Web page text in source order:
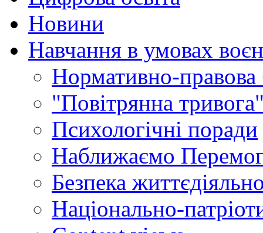
Новини
Навчання в умовах
Нормативно-правова
"Повітрянна
Психологічні поради
Наближаємо
Безпека
Національно-